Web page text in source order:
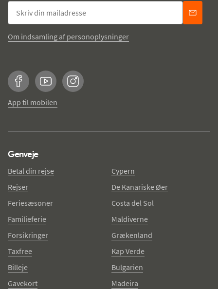
Om indsamling af personoplysninger
FacebookYouTubeInstagram
App til mobilen
Genveje
Betal din rejse
Rejser
Feriesæsoner
Familieferie
Forsikringer
Taxfree
Billeje
Gavekort
Cypern
De Kanariske Øer
Costa del Sol
Maldiverne
Grækenland
Kap Verde
Bulgarien
Madeira